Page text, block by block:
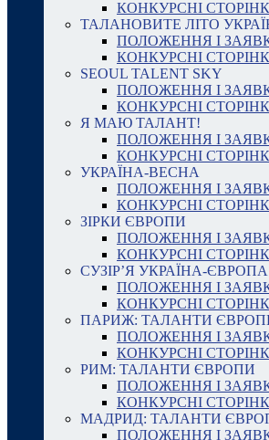
КОНКУРСНІ
ТАЛАНОВИТЕ ЛІТО
ПОЛОЖЕННЯ І
КОНКУРСНІ
SEOUL TALENT SKY
ПОЛОЖЕННЯ І
КОНКУРСНІ
Я МАЮ ТАЛАНТ!
ПОЛОЖЕННЯ І
КОНКУРСНІ
УКРАЇНА-ВЕСНА
ПОЛОЖЕННЯ І
КОНКУРСНІ
ЗІРКИ ЄВРОПИ
ПОЛОЖЕННЯ І
КОНКУРСНІ
СУЗІР’Я УКРАЇНА-ЄВРОПА
ПОЛОЖЕННЯ І
КОНКУРСНІ
ПАРИЖ: ТАЛАНТИ
ПОЛОЖЕННЯ І
КОНКУРСНІ
РИМ: ТАЛАНТИ ЄВРОПИ
ПОЛОЖЕННЯ І
КОНКУРСНІ
МАДРИД: ТАЛАНТИ
ПОЛОЖЕННЯ І